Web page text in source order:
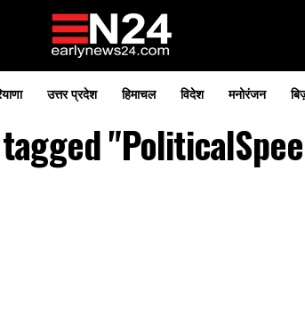
उत्तर प्रदेश हिमाचल विदेश मनोरंजन